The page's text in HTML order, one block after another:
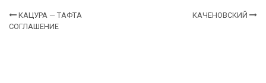
КАЦУРА — ТАФТА
СОГЛАШЕНИЕ
КАЧЕНОВСКИЙ